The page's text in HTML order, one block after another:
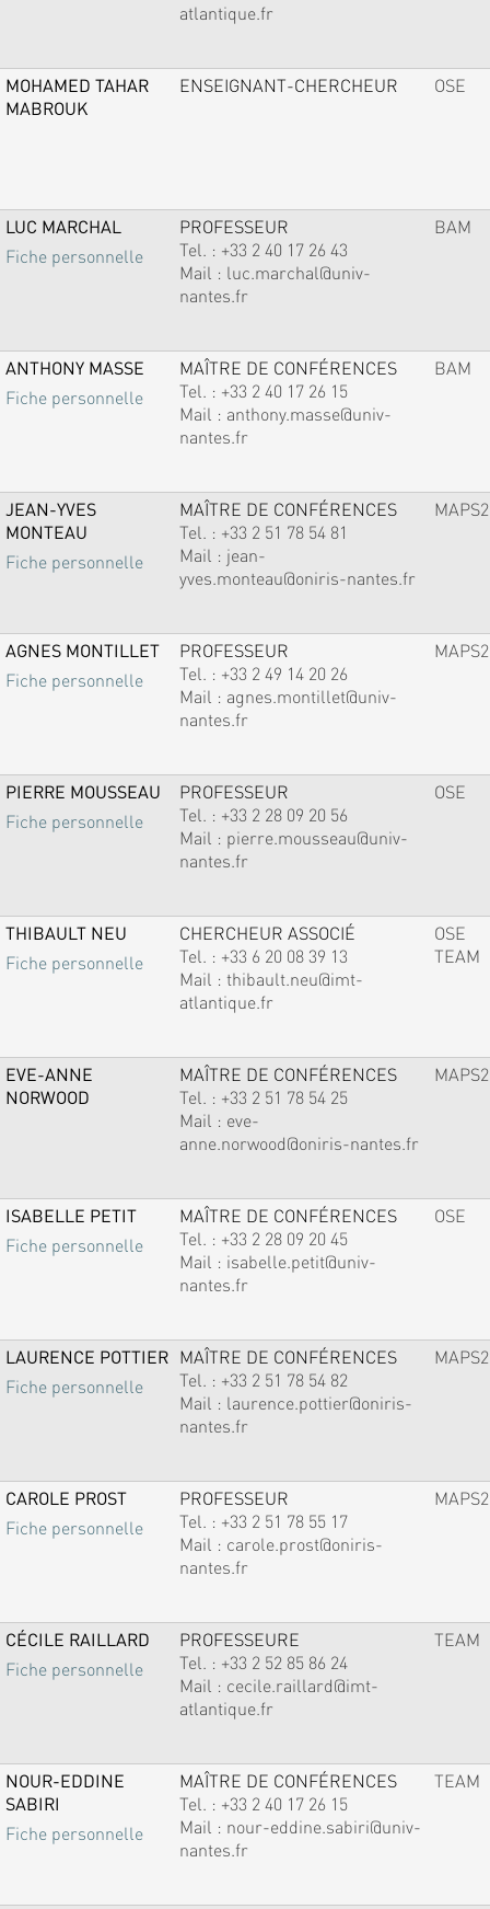
atlantique.fr
MOHAMED TAHAR
MABROUK
ENSEIGNANT-CHERCHEUR OSE
LUC MARCHAL
Fiche personnelle
PROFESSEUR
Tel. : +33 2 40 17 26 43
Mail : luc.marchal@univ-
nantes.fr
BAM
ANTHONY MASSE
Fiche personnelle
MAÎTRE DE CONFÉRENCES
Tel. : +33 2 40 17 26 15
Mail : anthony.masse@univ-
nantes.fr
BAM
JEAN-YVES
MONTEAU
Fiche personnelle
MAÎTRE DE CONFÉRENCES
Tel. : +33 2 51 78 54 81
Mail : jean-
yves.monteau@oniris-nantes.fr
MAPS2
AGNES MONTILLET
Fiche personnelle
PROFESSEUR
Tel. : +33 2 49 14 20 26
Mail : agnes.montillet@univ-
nantes.fr
MAPS2
PIERRE MOUSSEAU
Fiche personnelle
PROFESSEUR
Tel. : +33 2 28 09 20 56
Mail : pierre.mousseau@univ-
nantes.fr
OSE
THIBAULT NEU
Fiche personnelle
CHERCHEUR ASSOCIÉ
Tel. : +33 6 20 08 39 13
Mail : thibault.neu@imt-
atlantique.fr
OSE
TEAM
EVE-ANNE
NORWOOD
MAÎTRE DE CONFÉRENCES
Tel. : +33 2 51 78 54 25
Mail : eve-
anne.norwood@oniris-nantes.fr
MAPS2
ISABELLE PETIT
Fiche personnelle
MAÎTRE DE CONFÉRENCES
Tel. : +33 2 28 09 20 45
Mail : isabelle.petit@univ-
nantes.fr
OSE
LAURENCE POTTIER
Fiche personnelle
MAÎTRE DE CONFÉRENCES
Tel. : +33 2 51 78 54 82
Mail : laurence.pottier@oniris-
nantes.fr
MAPS2
CAROLE PROST
Fiche personnelle
PROFESSEUR
Tel. : +33 2 51 78 55 17
Mail : carole.prost@oniris-
nantes.fr
MAPS2
CÉCILE RAILLARD
Fiche personnelle
PROFESSEURE
Tel. : +33 2 52 85 86 24
Mail : cecile.raillard@imt-
atlantique.fr
TEAM
NOUR-EDDINE
SABIRI
Fiche personnelle
MAÎTRE DE CONFÉRENCES
Tel. : +33 2 40 17 26 15
Mail : nour-eddine.sabiri@univ-
nantes.fr
TEAM